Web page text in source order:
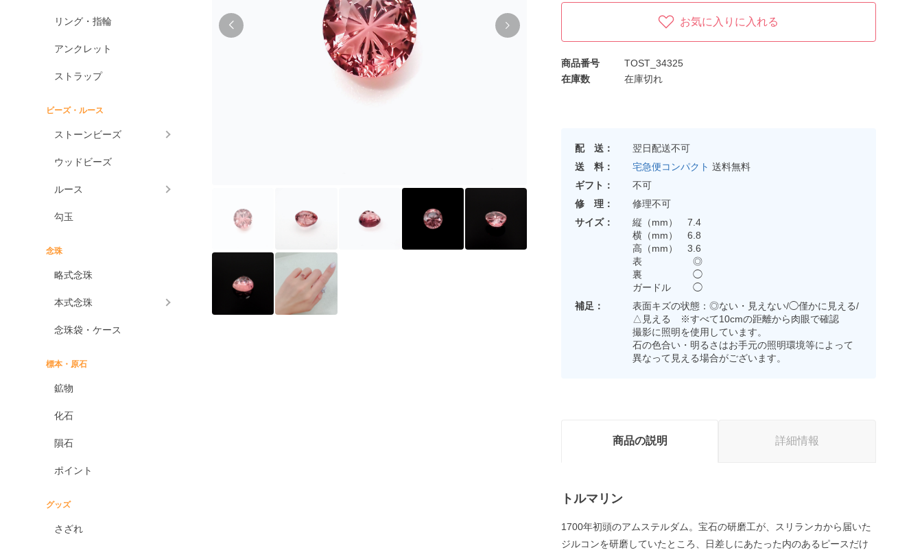
リング・指輪
アンクレット
ストラップ
ビーズ・ルース
ストーンビーズ
ウッドビーズ
ルース
勾玉
念珠
略式念珠
本式念珠
念珠袋・ケース
標本・原石
鉱物
化石
隕石
ポイント
グッズ
さざれ
お気に入りに入れる
商品番号
TOST_34325
在庫数
在庫切れ
配 送：
翌日配送不可
送 料：
宅急便コンパクト 送料無料
ギフト：
不可
修 理：
修理不可
サイズ：
縦（mm） 7.4
横（mm） 6.8
高（mm） 3.6
表 ◎
裏 ◯
ガードル ◯
補足：
表面キズの状態：◎ない・見えない/◯僅かに見える/
△見える ※すべて10cmの距離から肉眼で確認
撮影に照明を使用しています。
石の色合い・明るさはお手元の照明環境等によって
異なって見える場合がございます。
商品の説明 詳細情報
トルマリン
1700年初頭のアムステルダム。宝石の研磨工が、スリランカから届いた
ジルコンを研磨していたところ、日差しにあたった内のあるピースだけ